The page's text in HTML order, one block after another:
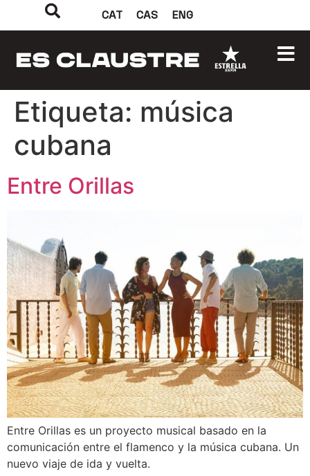
CAT CAS ENG
Etiqueta: música
cubana
Entre Orillas
Entre Orillas es un proyecto musical basado en la
comunicación entre el flamenco y la música cubana. Un
nuevo viaje de ida y vuelta.